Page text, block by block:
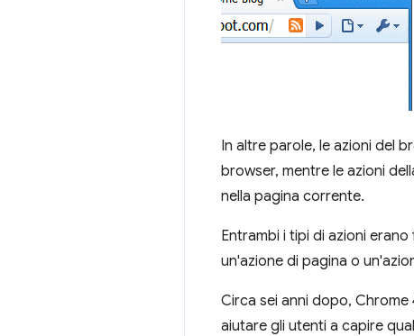
In altre parole, le azioni del
browser, mentre le azioni
nella pagina corrente.
Entrambi i tipi di azioni
un'azione di pagina o
Circa sei anni dopo,
aiutare gli utenti a capire